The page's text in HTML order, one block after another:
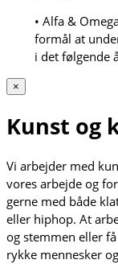
• Alfa &
formål at
i det følgende
×
Kunst og
Vi arbejder med
vores arbejde og
gerne med både
eller hiphop. At
og stemmen eller
rykke mennesker